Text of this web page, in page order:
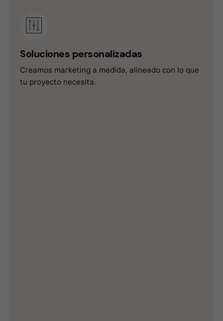
Soluciones personalizadas
Creamos marketing a medida, alineado con lo que
tu proyecto necesita.